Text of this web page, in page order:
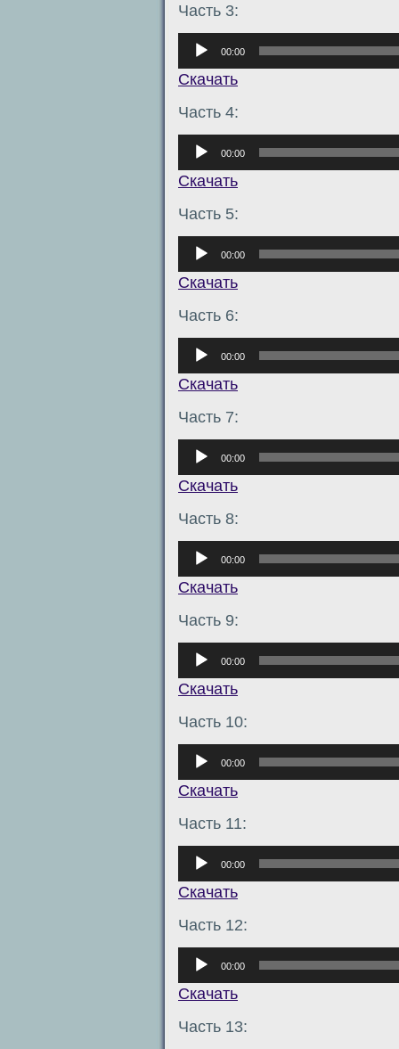
Часть 3:
Аудиоплеер
00:00
Скачать
Часть 4:
Аудиоплеер
00:00
Скачать
Часть 5:
Аудиоплеер
00:00
Скачать
Часть 6:
Аудиоплеер
00:00
Скачать
Часть 7:
Аудиоплеер
00:00
Скачать
Часть 8:
Аудиоплеер
00:00
Скачать
Часть 9:
Аудиоплеер
00:00
Скачать
Часть 10:
Аудиоплеер
00:00
Скачать
Часть 11:
Аудиоплеер
00:00
Скачать
Часть 12:
Аудиоплеер
00:00
Скачать
Часть 13: